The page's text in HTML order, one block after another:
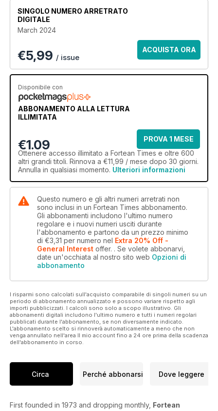
SINGOLO NUMERO ARRETRATO
DIGITALE
March 2024
€5,99 / issue
ACQUISTA ORA
Disponibile con
ABBONAMENTO ALLA LETTURA
ILLIMITATA
€1.09
PROVA 1 MESE
Ottenere accesso illimitato a Fortean Times e oltre 600
altri grandi titoli. Rinnova a €11,99 / mese dopo 30 giorni.
Annulla in qualsiasi momento. Ulteriori informazioni
Questo numero e gli altri numeri arretrati non
sono inclusi in un Fortean Times abbonamento.
Gli abbonamenti includono l'ultimo numero
regolare e i nuovi numeri usciti durante
l'abbonamento e partono da un prezzo minimo
di €3,31 per numero nel Extra 20% Off -
General Interest offer. . Se volete abbonarvi,
date un'occhiata al nostro sito web Opzioni di
abbonamento
I risparmi sono calcolati sull'acquisto comparabile di singoli numeri su un
periodo di abbonamento annualizzato e possono variare rispetto agli
importi pubblicizzati. I calcoli sono solo a scopo illustrativo. Gli
abbonamenti digitali includono l'ultimo numero e tutti i numeri regolari
pubblicati durante l'abbonamento, se non diversamente indicato.
L'abbonamento scelto si rinnoverà automaticamente a meno che non
venga annullato nell'area Il mio account fino a 24 ore prima della scadenza
dell'abbonamento in corso.
Circa Perché abbonarsi Dove leggere
First founded in 1973 and dropping monthly, Fortean